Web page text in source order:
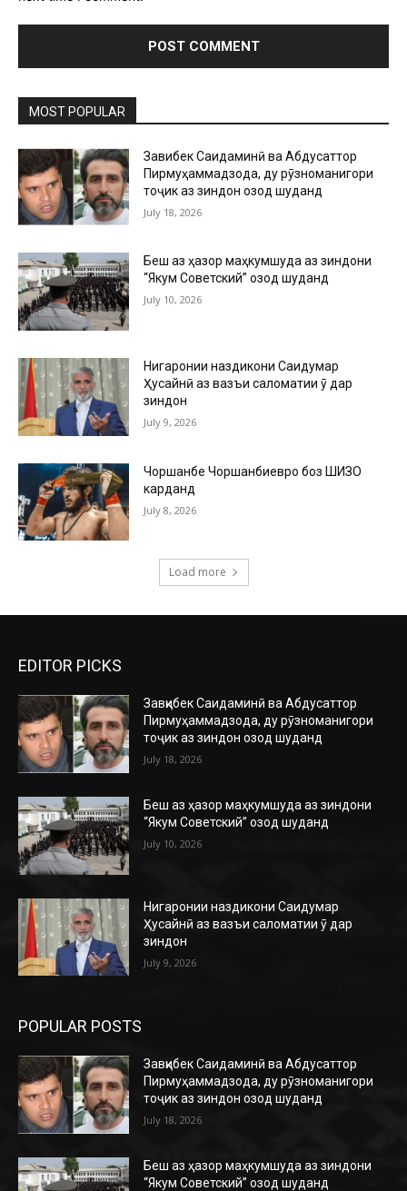
MOST POPULAR
Завқибек Саидаминӣ ва Абдусаттор
Пирмуҳаммадзода, ду рӯзноманигори
тоҷик аз зиндон озод шуданд
July 18, 2026
Беш аз ҳазор маҳкумшуда аз зиндони
“Якум Советский” озод шуданд
July 10, 2026
Нигаронии наздикони Саидумар
Ҳусайнӣ аз вазъи саломатии ӯ дар
зиндон
July 9, 2026
Чоршанбе Чоршанбиевро боз ШИЗО
карданд
July 8, 2026
Load more
EDITOR PICKS
Завқибек Саидаминӣ ва Абдусаттор
Пирмуҳаммадзода, ду рӯзноманигори
тоҷик аз зиндон озод шуданд
July 18, 2026
Беш аз ҳазор маҳкумшуда аз зиндони
“Якум Советский” озод шуданд
July 10, 2026
Нигаронии наздикони Саидумар
Ҳусайнӣ аз вазъи саломатии ӯ дар
зиндон
July 9, 2026
POPULAR POSTS
Завқибек Саидаминӣ ва Абдусаттор
Пирмуҳаммадзода, ду рӯзноманигори
тоҷик аз зиндон озод шуданд
July 18, 2026
Беш аз ҳазор маҳкумшуда аз зиндони
“Якум Советский” озод шуданд